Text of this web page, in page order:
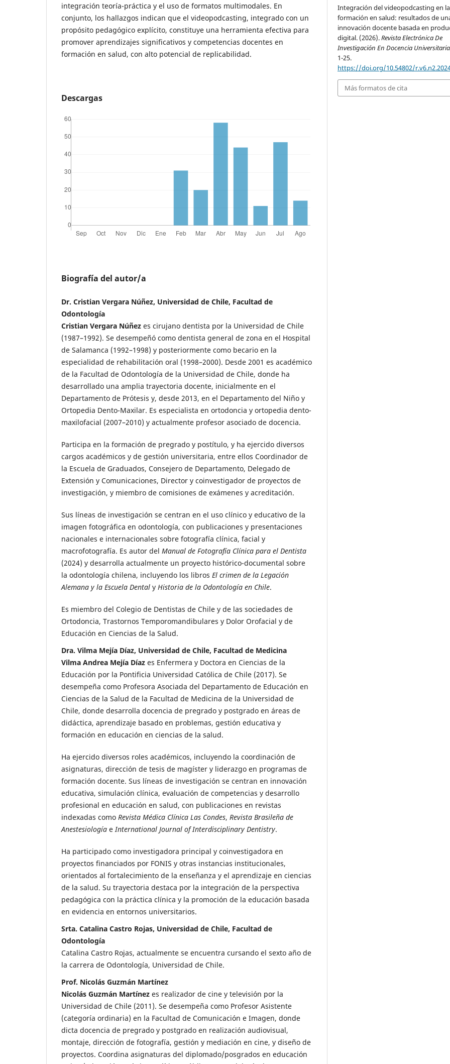
integración teoría-práctica y el uso de formatos multimodales. En
conjunto, los hallazgos indican que el videopodcasting, integrado con un
propósito pedagógico explícito, constituye una herramienta efectiva para
promover aprendizajes significativos y competencias docentes en
formación en salud, con alto potencial de replicabilidad.
Descargas
Biografía del autor/a
Dr. Cristian Vergara Núñez, Universidad de Chile, Facultad de
Odontología
Cristian Vergara Núñez es cirujano dentista por la Universidad de Chile
(1987–1992). Se desempeñó como dentista general de zona en el Hospital
de Salamanca (1992–1998) y posteriormente como becario en la
especialidad de rehabilitación oral (1998–2000). Desde 2001 es académico
de la Facultad de Odontología de la Universidad de Chile, donde ha
desarrollado una amplia trayectoria docente, inicialmente en el
Departamento de Prótesis y, desde 2013, en el Departamento del Niño y
Ortopedia Dento-Maxilar. Es especialista en ortodoncia y ortopedia dento-
maxilofacial (2007–2010) y actualmente profesor asociado de docencia.
Participa en la formación de pregrado y postítulo, y ha ejercido diversos
cargos académicos y de gestión universitaria, entre ellos Coordinador de
la Escuela de Graduados, Consejero de Departamento, Delegado de
Extensión y Comunicaciones, Director y coinvestigador de proyectos de
investigación, y miembro de comisiones de exámenes y acreditación.
Sus líneas de investigación se centran en el uso clínico y educativo de la
imagen fotográfica en odontología, con publicaciones y presentaciones
nacionales e internacionales sobre fotografía clínica, facial y
macrofotografía. Es autor del Manual de Fotografía Clínica para el Dentista
(2024) y desarrolla actualmente un proyecto histórico-documental sobre
la odontología chilena, incluyendo los libros El crimen de la Legación
Alemana y la Escuela Dental y Historia de la Odontología en Chile.
Es miembro del Colegio de Dentistas de Chile y de las sociedades de
Ortodoncia, Trastornos Temporomandibulares y Dolor Orofacial y de
Educación en Ciencias de la Salud.
Dra. Vilma Mejía Díaz, Universidad de Chile, Facultad de Medicina
Vilma Andrea Mejía Díaz es Enfermera y Doctora en Ciencias de la
Educación por la Pontificia Universidad Católica de Chile (2017). Se
desempeña como Profesora Asociada del Departamento de Educación en
Ciencias de la Salud de la Facultad de Medicina de la Universidad de
Chile, donde desarrolla docencia de pregrado y postgrado en áreas de
didáctica, aprendizaje basado en problemas, gestión educativa y
formación en educación en ciencias de la salud.
Ha ejercido diversos roles académicos, incluyendo la coordinación de
asignaturas, dirección de tesis de magíster y liderazgo en programas de
formación docente. Sus líneas de investigación se centran en innovación
educativa, simulación clínica, evaluación de competencias y desarrollo
profesional en educación en salud, con publicaciones en revistas
indexadas como Revista Médica Clínica Las Condes, Revista Brasileña de
Anestesiología eInternational Journal of Interdisciplinary Dentistry.
Ha participado como investigadora principal y coinvestigadora en
proyectos financiados por FONIS y otras instancias institucionales,
orientados al fortalecimiento de la enseñanza y el aprendizaje en ciencias
de la salud. Su trayectoria destaca por la integración de la perspectiva
pedagógica con la práctica clínica y la promoción de la educación basada
en evidencia en entornos universitarios.
Srta. Catalina Castro Rojas, Universidad de Chile, Facultad de
Odontología
Catalina Castro Rojas, actualmente se encuentra cursando el sexto año de
la carrera de Odontología, Universidad de Chile.
Prof. Nicolás Guzmán Martínez
Nicolás Guzmán Martínez es realizador de cine y televisión por la
Universidad de Chile (2011). Se desempeña como Profesor Asistente
(categoría ordinaria) en la Facultad de Comunicación e Imagen, donde
dicta docencia de pregrado y postgrado en realización audiovisual,
montaje, dirección de fotografía, gestión y mediación en cine, y diseño de
proyectos. Coordina asignaturas del diplomado/posgrados en educación
Integración del videopodcasting en la
formación en salud: resultados de
innovación docente basada en
digital. (2026).Revista Electrónica De
Investigación En Docencia Universitaria
1-25.
https://doi.org/10.54802/
Más formatos de cita